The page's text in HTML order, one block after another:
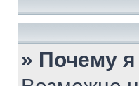
» Почему